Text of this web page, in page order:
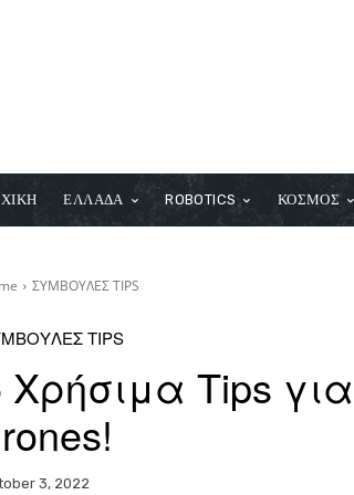
ΕΛΛΑΔΑ ROBOTICS ΚΟΣΜΟΣ
ΣΥΜΒΟΥΛΕΣ TIPS
TIPS
Χρήσιμα Tips
3, 2022